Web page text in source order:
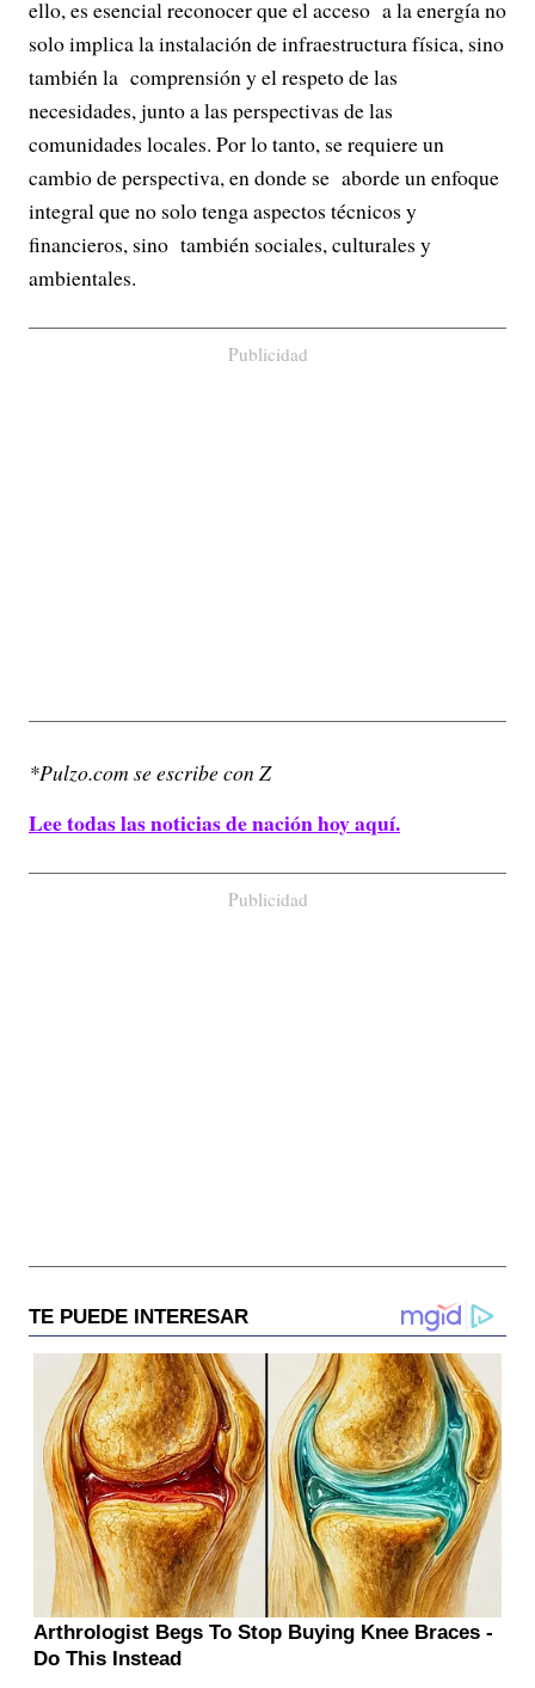
ello, es esencial reconocer que el acceso a la energía no
solo implica la instalación de infraestructura física, sino
también la comprensión y el respeto de las
necesidades, junto a las perspectivas de las
comunidades locales. Por lo tanto, se requiere un
cambio de perspectiva, en donde se aborde un enfoque
integral que no solo tenga aspectos técnicos y
financieros, sino también sociales, culturales y
ambientales.
Publicidad
*Pulzo.com se escribe con Z
Lee todas las noticias de nación hoy aquí.
Publicidad